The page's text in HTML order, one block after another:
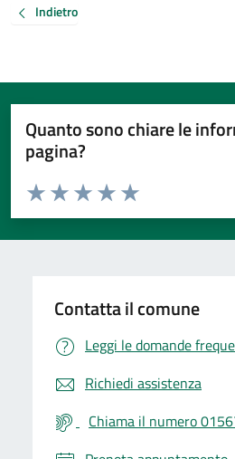
Indietro
Quanto sono chiare le
pagina?
Valuta da 1 a 5 stelle la pagina
Valuta 5 stelle su 5
Valuta 4 stelle su 5
Valuta 3 stelle su 5
Valuta 2 stelle su 5
Valuta 1 stelle su 5
Contatta il comune
Leggi le domande
Richiedi assistenza
Chiama il numero